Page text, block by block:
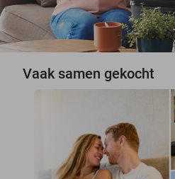
Vaak samen gekocht